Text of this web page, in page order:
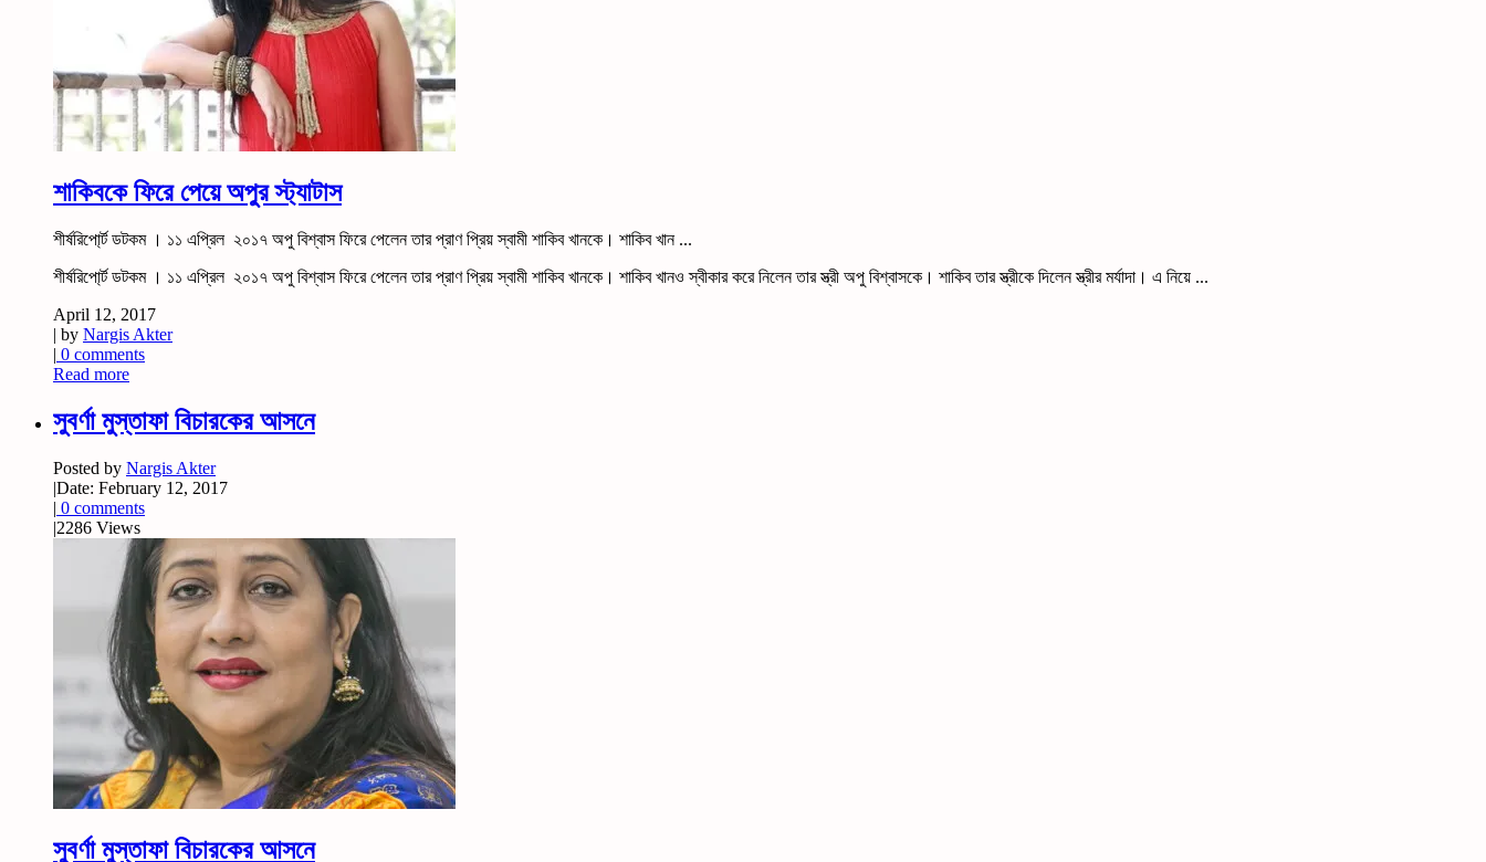
শাকিবকে ফিরে পেয়ে অপু্র স্ট্যাটাস
শীর্ষরিপো্র্ট ডটকম । ১১ এপ্রিল ২০১৭ অপু বিশ্বাস ফিরে পেলেন তার প্রাণ প্রিয় স্বামী শাকিব খানকে। শাকিব খান ...
শীর্ষরিপো্র্ট ডটকম । ১১ এপ্রিল ২০১৭ অপু বিশ্বাস ফিরে পেলেন তার প্রাণ প্রিয় স্বামী শাকিব খানকে। শাকিব খানও স্বীকার করে নিলেন তার স্ত্রী অপু বিশ্বাসকে। শাকিব তার স্ত্রীকে দিলেন স্ত্রীর মর্যাদা। এ নিয়ে ...
April 12, 2017
| by Nargis Akter
| 0 comments
Read more
সুবর্ণা মুস্তাফা বিচারকের আসনে
Posted by Nargis Akter
|Date: February 12, 2017
| 0 comments
|2286 Views
সুবর্ণা মুস্তাফা বিচারকের আসনে